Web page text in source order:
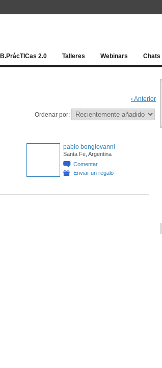
B.PrácTICas 2.0 Talleres Webinars Chats
‹ Anterior
Ordenar por:
pablo bongiovanni
Santa Fe, Argentina
Comentar
Enviar un regalo